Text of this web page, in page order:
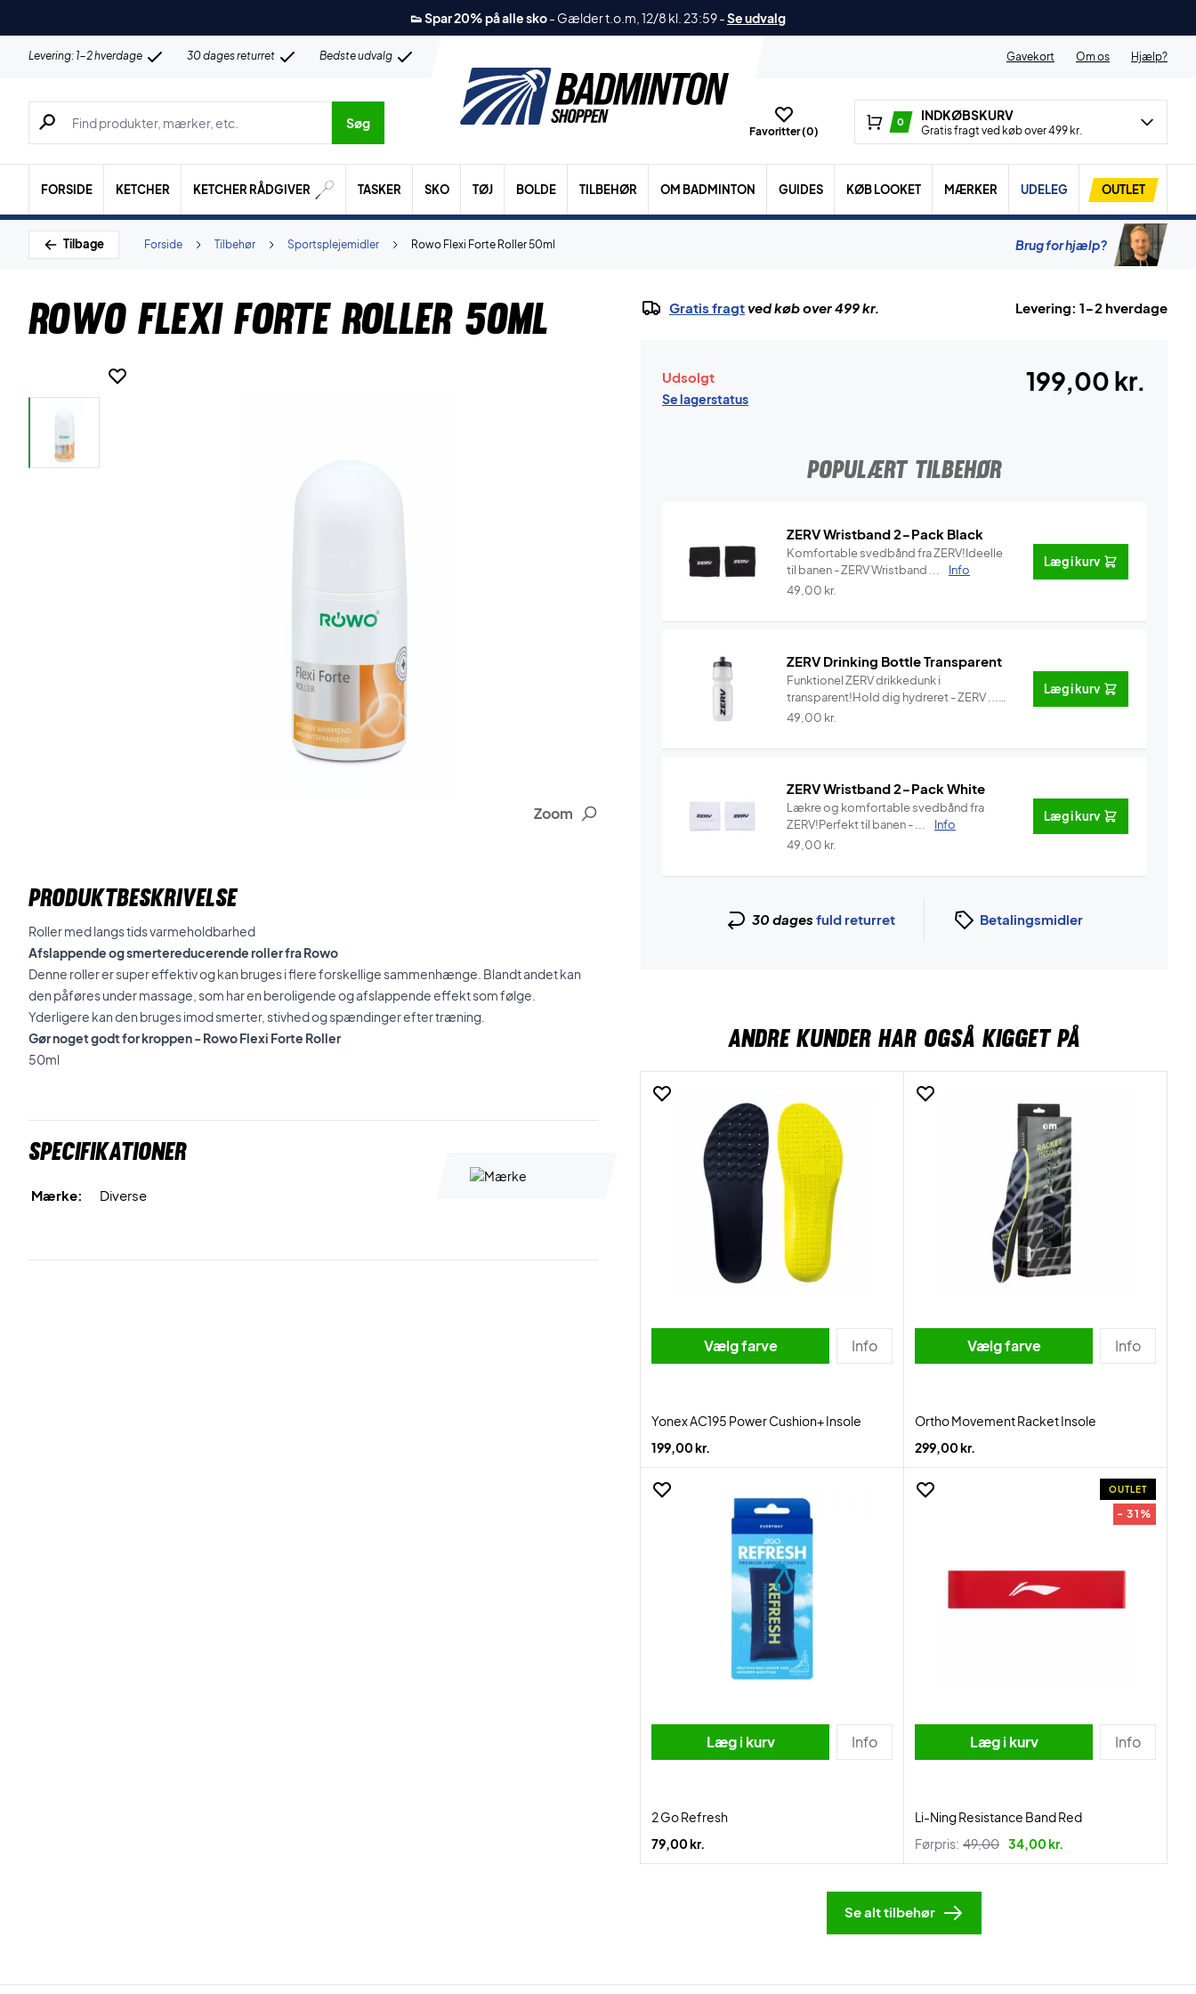
👟 Spar 20% på alle sko- Gælder t.o.m, 12/8 kl. 23:59-Se udvalg
Levering: 1-2 hverdage 30 dages returret Bedste udvalg Gavekort Om os Hjælp?
Søg efter produkter, mærker etc.
Søg
Favoritter (0)
0 INDKØBSKURV
Gratis fragt ved køb over 499 kr.
FORSIDE KETCHER KETCHER RÅDGIVER TASKER SKO TØJ BOLDE TILBEHØR OM BADMINTON GUIDES KØB LOOKET MÆRKER UDELEG OUTLET
Tilbage Rowo Flexi Forte Roller 50ml
Sportsplejemidler
Tilbehør
Forside Brug for hjælp?
Rowo Flexi Forte Roller 50ml
Zoom
PRODUKTBESKRIVELSE
Roller med langs tids varmeholdbarhed
Afslappende og smertereducerende roller fra Rowo
Denne roller er super effektiv og kan bruges i flere forskellige sammenhænge. Blandt andet kan
den påføres under massage, som har en beroligende og afslappende effekt som følge.
Yderligere kan den bruges imod smerter, stivhed og spændinger efter træning.
Gør noget godt for kroppen - Rowo Flexi Forte Roller
50ml
Specifikationer
Mærke: Diverse
Gratis fragtved køb over 499 kr. Levering: 1-2 hverdage
Udsolgt
Se lagerstatus
199,00 kr.
POPULÆRT TILBEHØR
ZERV Wristband 2-Pack Black
Komfortable svedbånd fra ZERV!Ideelle
til banen - ZERV Wristband ...
Info
49,00 kr.
Læg i kurv
ZERV Drinking Bottle Transparent
Funktionel ZERV drikkedunk i
transparent!Hold dig hydreret - ZERV ...
Info
49,00 kr.
Læg i kurv
ZERV Wristband 2-Pack White
Lækre og komfortable svedbånd fra
ZERV!Perfekt til banen - ...
Info
49,00 kr.
Læg i kurv
30 dages fuld returret Betalingsmidler
ANDRE KUNDER HAR OGSÅ KIGGET PÅ
Vælg farve Info
Yonex AC195 Power Cushion+ Insole
199,00 kr.
Vælg farve Info
Ortho Movement Racket Insole
299,00 kr.
Læg i kurv Info
2 Go Refresh
79,00 kr.
OUTLET
- 31%
Læg i kurv Info
Li-Ning Resistance Band Red
Førpris: 49,00 34,00 kr.
Se alt tilbehør